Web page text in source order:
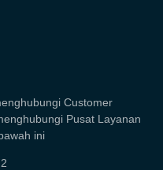
Customer
Pusat Layanan
ini